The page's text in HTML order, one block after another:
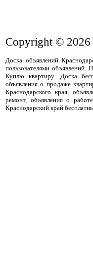
Copyright © 2026
Доска объявлений
пользователями
Куплю квартиру. Доска
объявления о продаже
Краснодарского края,
ремонт, объявления о
Краснодарский край